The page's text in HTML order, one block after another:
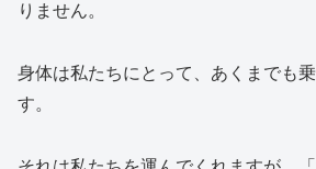
りません。
身体は私たちにとって、あくまでも
す。